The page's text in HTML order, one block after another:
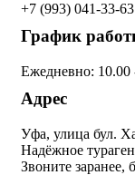
+7 (993) 041-33-63
График
Ежедневно: 10.00
Адрес
Уфа, улица бул.
Надёжное
Звоните заранее,